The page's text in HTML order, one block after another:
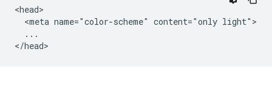
<head>
  <meta name="color-scheme" content="only light">
  ...